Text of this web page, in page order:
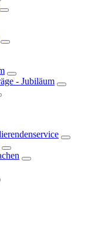
- Jubiläum